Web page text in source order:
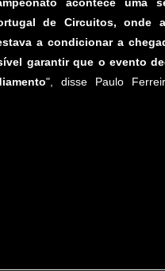
de Circuitos, onde
a condicionar a
garantir que o evento
", disse Paulo